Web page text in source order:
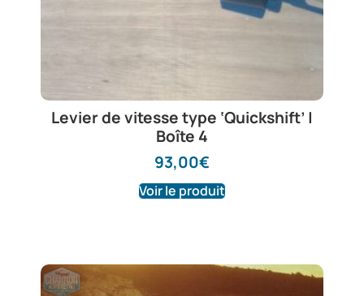
Levier de vitesse type ‘Quickshift’ |
Boîte 4
93,00€
Voir le produit